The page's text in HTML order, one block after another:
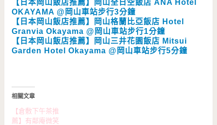
【日本岡山飯店推薦】岡山全日空飯店 ANA Hotel
OKAYAMA @岡山車站步行3分鐘
【日本岡山飯店推薦】岡山格蘭比亞飯店 Hotel
Granvia Okayama @岡山車站步行1分鐘
【日本岡山飯店推薦】岡山三井花園飯店 Mitsui
Garden Hotel Okayama @岡山車站步行5分鐘
相關文章
【倉敷下午茶推
薦】有鄰庵微笑